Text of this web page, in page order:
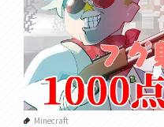
Minecraft